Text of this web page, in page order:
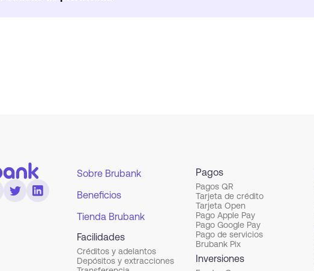
Sobre Brubank
Beneficios
Tienda Brubank
Facilidades
Créditos y adelantos
Depósitos y extracciones
Pagos
Pagos QR
Tarjeta de crédito
Tarjeta Open
Pago Apple Pay
Pago Google Pay
Pago de servicios
Brubank Pix
Inversiones